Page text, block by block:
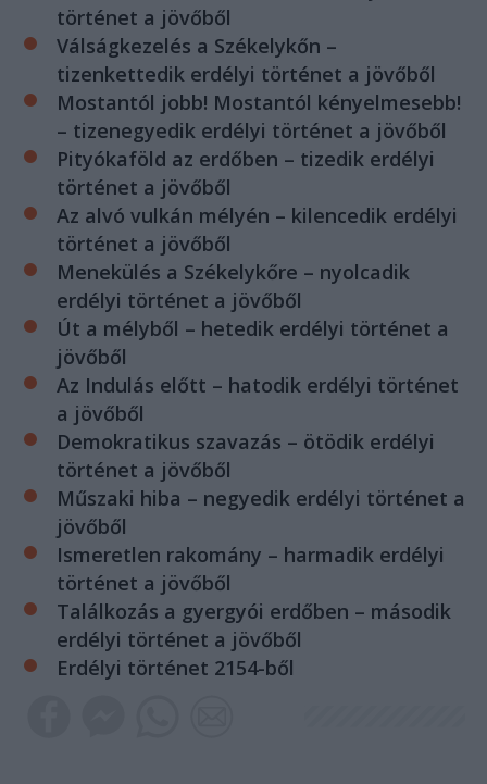
történet a jövőből
Válságkezelés a Székelykőn –
tizenkettedik erdélyi történet a jövőből
Mostantól jobb! Mostantól kényelmesebb!
– tizenegyedik erdélyi történet a jövőből
Pityókaföld az erdőben – tizedik erdélyi
történet a jövőből
Az alvó vulkán mélyén – kilencedik erdélyi
történet a jövőből
Menekülés a Székelykőre – nyolcadik
erdélyi történet a jövőből
Út a mélyből – hetedik erdélyi történet a
jövőből
Az Indulás előtt – hatodik erdélyi történet
a jövőből
Demokratikus szavazás – ötödik erdélyi
történet a jövőből
Műszaki hiba – negyedik erdélyi történet a
jövőből
Ismeretlen rakomány – harmadik erdélyi
történet a jövőből
Találkozás a gyergyói erdőben – második
erdélyi történet a jövőből
Erdélyi történet 2154-ből